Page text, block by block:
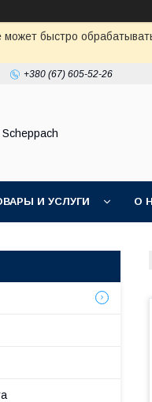
может быстро
+380 (67) 605-52-26
Scheppach
И УСЛУГИ О